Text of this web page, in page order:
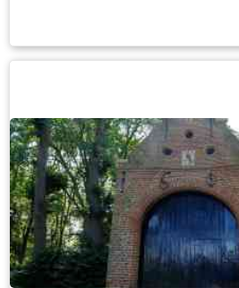
linker restaurant dat sinds
“Laaksumer Bot”
gevangen wordt. En niets is
Tegenover de twee
kleinste haventje van
alleen de HL6. Navraag in
dan dit de vissersboot van
Vries is. Zij zijn de laatste